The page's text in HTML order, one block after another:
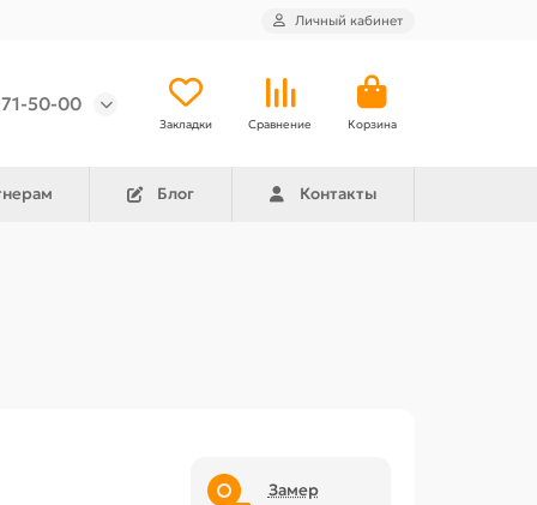
Личный кабинет
50-00
Закладки Сравнение Корзина
Блог Контакты
Замер